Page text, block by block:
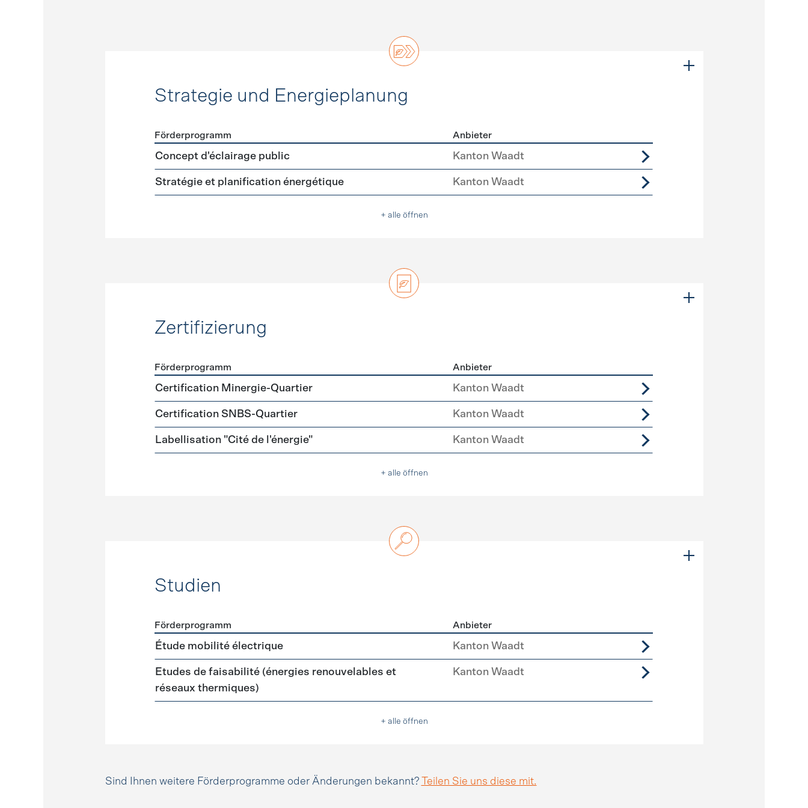
Strategie und Energieplanung
Förderprogramme Strategie und Energieplanung
Förderprogramm Anbieter
Concept d'éclairage public Kanton Waadt
Stratégie et planification énergétique Kanton Waadt
+ alle öffnen
Zertifizierung
Förderprogramme Zertifizierung
Förderprogramm Anbieter
Certification Minergie-Quartier Kanton Waadt
Certification SNBS-Quartier Kanton Waadt
Labellisation "Cité de l'énergie" Kanton Waadt
+ alle öffnen
Studien
Förderprogramme Studien
Förderprogramm Anbieter
Étude mobilité électrique Kanton Waadt
Etudes de faisabilité (énergies renouvelables et
réseaux thermiques)
Kanton Waadt
+ alle öffnen
Sind Ihnen weitere Förderprogramme oder Änderungen bekannt? Teilen Sie uns diese mit.